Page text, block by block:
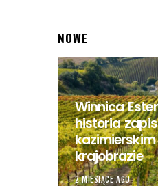
NOWE
Winnica
historia
kazimierskim
krajobrazie
2 MIESIĄCE AGO